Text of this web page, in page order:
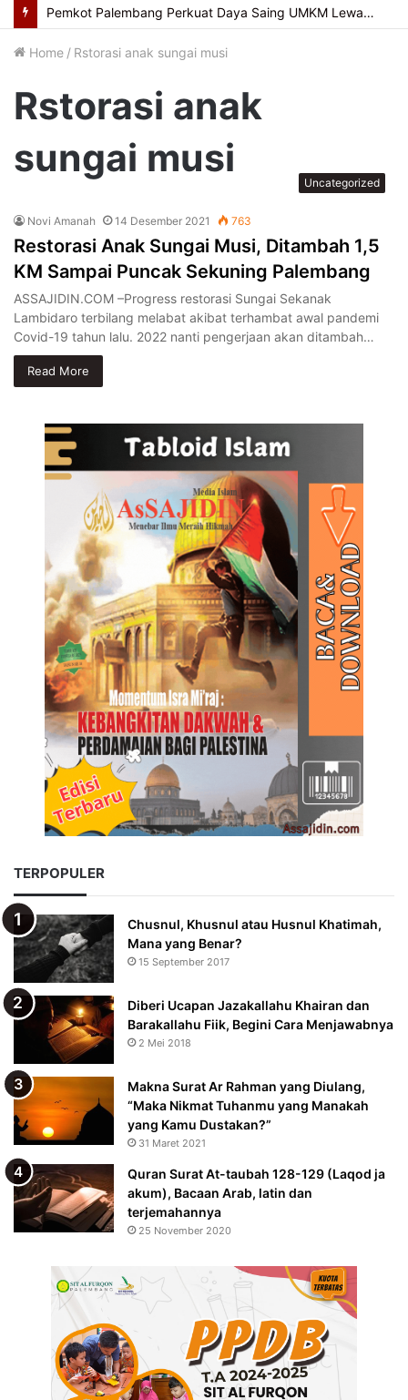
Usung Filosofi Kapal Sriwijaya, Masjid Al Fathul Akbar Siap Tampil Lebih Ikonik
Home / Rstorasi anak sungai musi
Rstorasi anak
sungai musi
Uncategorized
Novi Amanah 14 Desember 2021 763
Restorasi Anak Sungai Musi, Ditambah 1,5
KM Sampai Puncak Sekuning Palembang
ASSAJIDIN.COM –Progress restorasi Sungai Sekanak
Lambidaro terbilang melabat akibat terhambat awal pandemi
Covid-19 tahun lalu. 2022 nanti pengerjaan akan ditambah…
Read More
TERPOPULER
Chusnul, Khusnul atau Husnul Khatimah,
Mana yang Benar?
15 September 2017
Diberi Ucapan Jazakallahu Khairan dan
Barakallahu Fiik, Begini Cara Menjawabnya
2 Mei 2018
Makna Surat Ar Rahman yang Diulang,
“Maka Nikmat Tuhanmu yang Manakah
yang Kamu Dustakan?”
31 Maret 2021
Quran Surat At-taubah 128-129 (Laqod ja
akum), Bacaan Arab, latin dan
terjemahannya
25 November 2020